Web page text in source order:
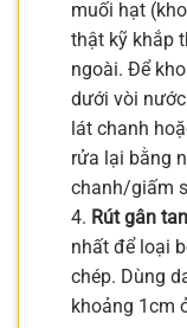
muối hạt
thật kỹ khắp
ngoài. Để
dưới vòi
lát chanh
rửa lại bằng
chanh/giấm
4. Rút gân
nhất để loại
chép. Dùng
khoảng 1cm